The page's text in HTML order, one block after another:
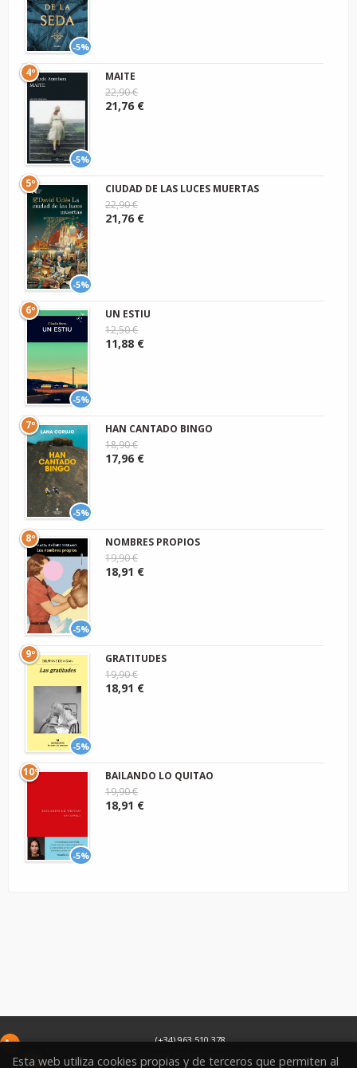
-5%
-5%
4º
MAITE
22,90 €
21,76 €
-5%
5º
CIUDAD DE LAS LUCES MUERTAS
22,90 €
21,76 €
-5%
6º
UN ESTIU
12,50 €
11,88 €
-5%
7º
HAN CANTADO BINGO
18,90 €
17,96 €
-5%
8º
NOMBRES PROPIOS
19,90 €
18,91 €
-5%
9º
GRATITUDES
19,90 €
18,91 €
-5%
10º
BAILANDO LO QUITAO
19,90 €
18,91 €
(+34) 963 510 378
infoweb@libreriasoriano.com
Esta web utiliza cookies propias y de terceros que permiten al